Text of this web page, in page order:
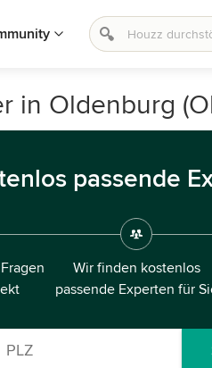
in Oldenburg
passende
Wir finden kostenlos
passende Experten für